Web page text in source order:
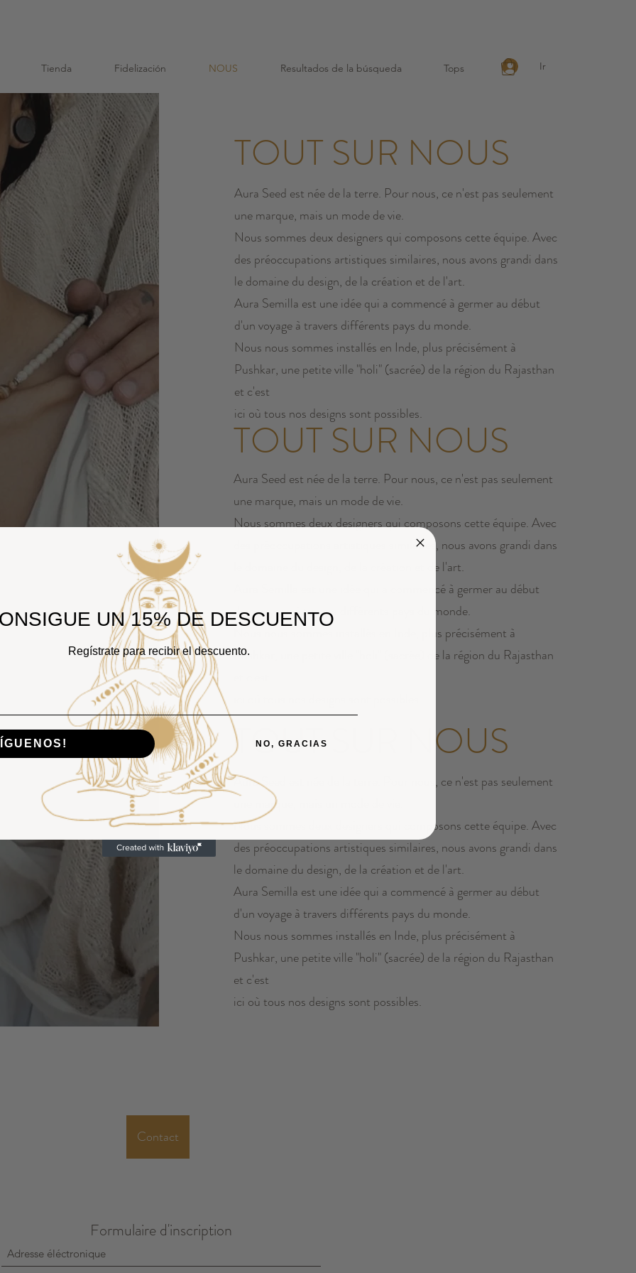
Tienda Fidelización NOUS Resultados de la búsqueda Tops Ir
TOUT SUR NOUS
Aura Seed est née de la terre. Pour nous, ce n'est pas seulement
une marque, mais un mode de vie.
Nous sommes deux designers qui composons cette équipe. Avec
des préoccupations artistiques similaires, nous avons grandi dans
le domaine du design, de la création et de l'art.
Aura Semilla est une idée qui a commencé à germer au début
d'un voyage à travers différents pays du monde.
Nous nous sommes installés en Inde, plus précisément à
Pushkar, une petite ville "holi" (sacrée) de la région du Rajasthan
et c'est
ici où tous nos designs sont possibles.
TOUT SUR NOUS
Aura Seed est née de la terre. Pour nous, ce n'est pas seulement
une marque, mais un mode de vie.
Nous sommes deux designers qui composons cette équipe. Avec
des préoccupations artistiques similaires, nous avons grandi dans
le domaine du design, de la création et de l'art.
Aura Semilla est une idée qui a commencé à germer au début
d'un voyage à travers différents pays du monde.
Nous nous sommes installés en Inde, plus précisément à
Pushkar, une petite ville "holi" (sacrée) de la région du Rajasthan
TOUT SUR NOUS
Aura Seed est née de la terre. Pour nous, ce n'est pas seulement
une marque, mais un mode de vie.
Nous sommes deux designers qui composons cette équipe. Avec
des préoccupations artistiques similaires, nous avons grandi dans
le domaine du design, de la création et de l'art.
Aura Semilla est une idée qui a commencé à germer au début
d'un voyage à travers différents pays du monde.
Nous nous sommes installés en Inde, plus précisément à
Pushkar, une petite ville "holi" (sacrée) de la région du Rajasthan
et c'est
ici où tous nos designs sont possibles.
Contact
Formulaire d'inscription
UN 15% DE DESCUENTO
Regístrate para recibir el descuento.
NO, GRACIAS